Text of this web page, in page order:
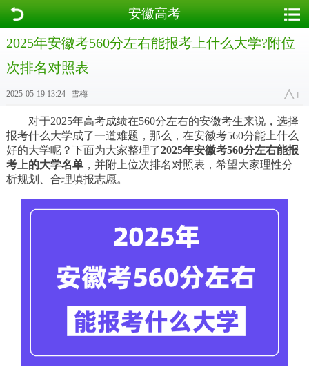
安徽高考
2025年安徽考560分左右能报考上什么大学?附位
次排名对照表
2025-05-19 13:24 雪梅
对于2025年高考成绩在560分左右的安徽考生来说，选择
报考什么大学成了一道难题，那么，在安徽考560分能上什么
好的大学呢？下面为大家整理了2025年安徽考560分左右能报
考上的大学名单，并附上位次排名对照表，希望大家理性分
析规划、合理填报志愿。